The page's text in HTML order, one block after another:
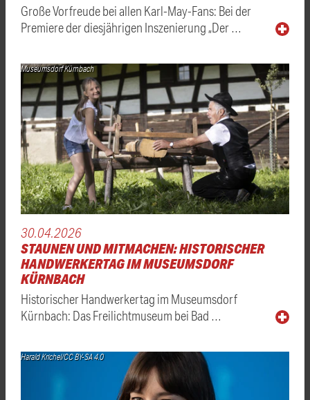
Große Vorfreude bei allen Karl-May-Fans: Bei der
Premiere der diesjährigen Inszenierung „Der …
Museumsdorf Kürnbach
30.04.2026
STAUNEN UND MITMACHEN: HISTORISCHER
HANDWERKERTAG IM MUSEUMSDORF
KÜRNBACH
Historischer Handwerkertag im Museumsdorf
Kürnbach: Das Freilichtmuseum bei Bad …
Harald Krichel/CC BY-SA 4.0